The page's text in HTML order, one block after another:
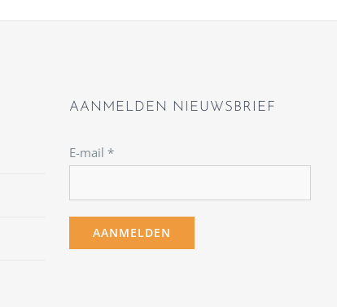
AANMELDEN NIEUWSBRIEF
E-mail *